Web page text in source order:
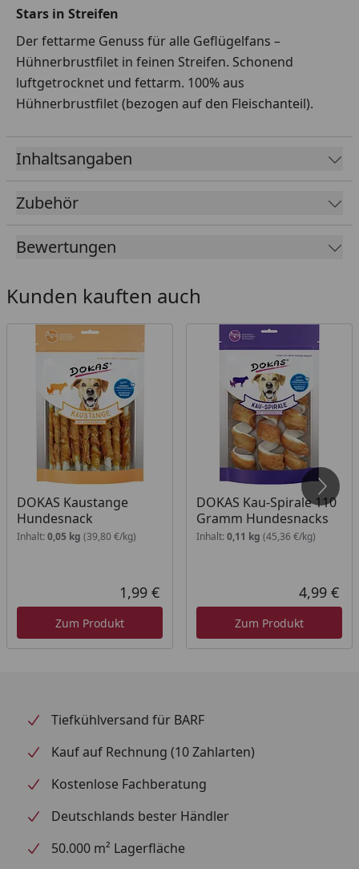
Stars in Streifen
Der fettarme Genuss für alle Geflügelfans –
Hühnerbrustfilet in feinen Streifen. Schonend
luftgetrocknet und fettarm. 100% aus
Hühnerbrustfilet (bezogen auf den Fleischanteil).
Inhaltsangaben
Zubehör
Bewertungen
Kunden kauften auch
DOKAS Kaustange
Hundesnack
Inhalt: 0,05 kg (39,80 €/kg)
Aktueller Preis
1,99 €
Zum Produkt
DOKAS Kau-Spirale 110
Gramm Hundesnacks
Inhalt: 0,11 kg (45,36 €/kg)
4,99 €
Zum Produkt
Tiefkühlversand für BARF
Kauf auf Rechnung (10 Zahlarten)
Kostenlose Fachberatung
Deutschlands bester Händler
50.000 m² Lagerfläche